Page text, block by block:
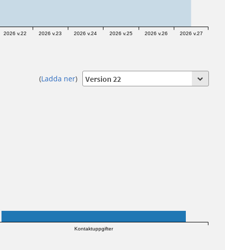
2026 v.22 2026 v.23 2026 v.24 2026 v.25 2026 v.26 2026 v.27
(Ladda ner)
Kontaktuppgifter